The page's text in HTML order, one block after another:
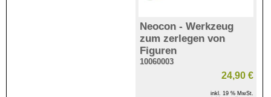
Neocon - Werkzeug
zum zerlegen von
Figuren
10060003
24,90 €
inkl. 19 % MwSt.